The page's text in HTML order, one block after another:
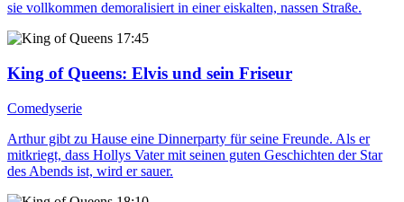
sie vollkommen demoralisiert in einer eiskalten, nassen Straße.
17:45
King of Queens: Elvis und sein Friseur
Comedyserie
Arthur gibt zu Hause eine Dinnerparty für seine Freunde. Als er
mitkriegt, dass Hollys Vater mit seinen guten Geschichten der Star
des Abends ist, wird er sauer.